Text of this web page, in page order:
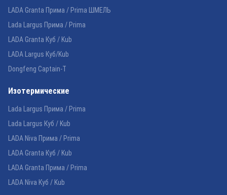
LADA Granta Прима / Prima ШМЕЛЬ
Lada Largus Прима / Prima
LADA Granta Куб / Kub
LADA Largus Куб/Kub
Dongfeng Captain-T
Изотермические
Lada Largus Прима / Prima
Lada Largus Куб / Kub
LADA Niva Прима / Prima
LADA Granta Куб / Kub
LADA Granta Прима / Prima
LADA Niva Куб / Kub